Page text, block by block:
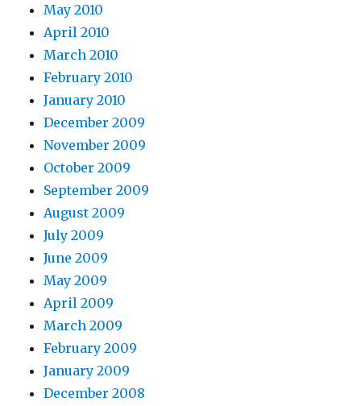
May 2010
April 2010
March 2010
February 2010
January 2010
December 2009
November 2009
October 2009
September 2009
August 2009
July 2009
June 2009
May 2009
April 2009
March 2009
February 2009
January 2009
December 2008